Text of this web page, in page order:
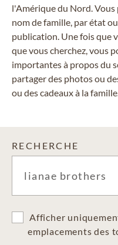
l'Amérique du Nord.
nom de famille, par état
publication. Une fois que
que vous cherchez, vous
importantes à propos du
partager des photos ou
ou des cadeaux à la
RECHERCHE
Afficher
emplacements des